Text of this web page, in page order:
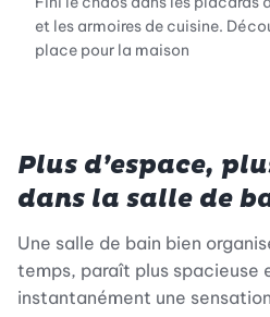
et les armoires de cuisine.
place pour la maison
Plus d’espace,
dans la salle de
Une salle de bain bien
temps, paraît plus spacieuse
instantanément une